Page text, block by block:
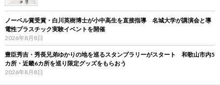
ノーベル賞受賞・白川英樹博士が小中高生を直接指導 名城大学が講演会と導
電性プラスチック実験イベントを開催
2026年8月8日
豊臣秀吉・秀長兄弟ゆかりの地を巡るスタンプラリーがスタート 和歌山市内5
カ所・近畿6カ所を巡り限定グッズをもらおう
2026年8月8日